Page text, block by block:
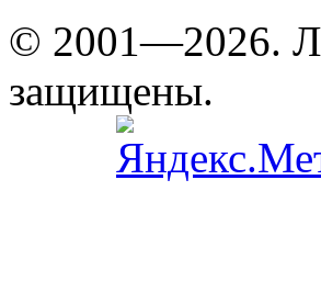
© 2001—2026.
защищены.